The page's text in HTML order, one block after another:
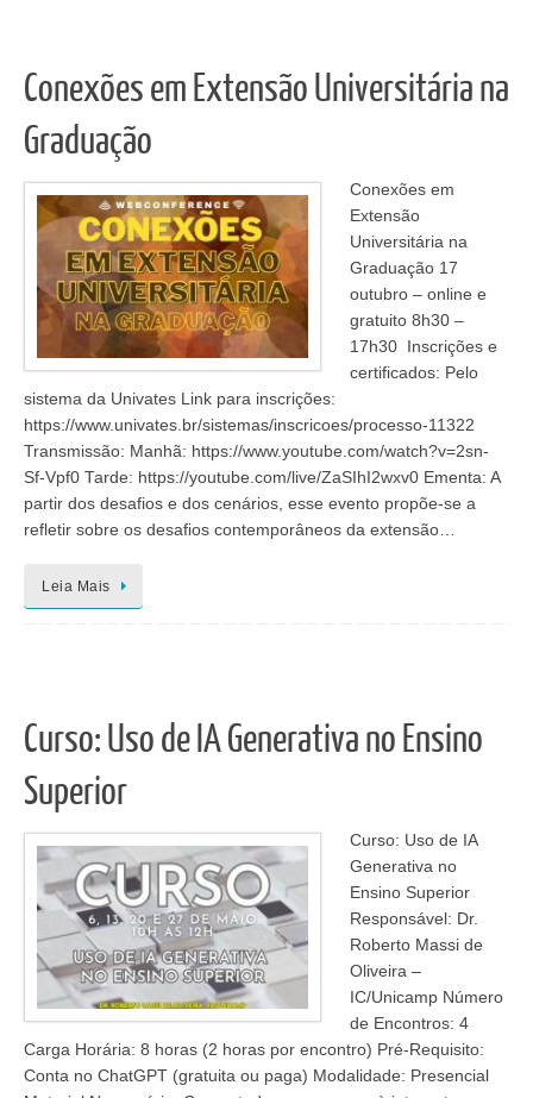
Conexões em Extensão Universitária na
Graduação
Conexões em
Extensão
Universitária na
Graduação 17
outubro – online e
gratuito 8h30 –
17h30 Inscrições e
certificados: Pelo
sistema da Univates Link para inscrições:
https://www.univates.br/sistemas/inscricoes/processo-11322
Transmissão: Manhã: https://www.youtube.com/watch?v=2sn-
Sf-Vpf0 Tarde: https://youtube.com/live/ZaSIhI2wxv0 Ementa: A
partir dos desafios e dos cenários, esse evento propõe-se a
refletir sobre os desafios contemporâneos da extensão…
Leia Mais
Curso: Uso de IA Generativa no Ensino
Superior
Curso: Uso de IA
Generativa no
Ensino Superior
Responsável: Dr.
Roberto Massi de
Oliveira –
IC/Unicamp Número
de Encontros: 4
Carga Horária: 8 horas (2 horas por encontro) Pré-Requisito:
Conta no ChatGPT (gratuita ou paga) Modalidade: Presencial